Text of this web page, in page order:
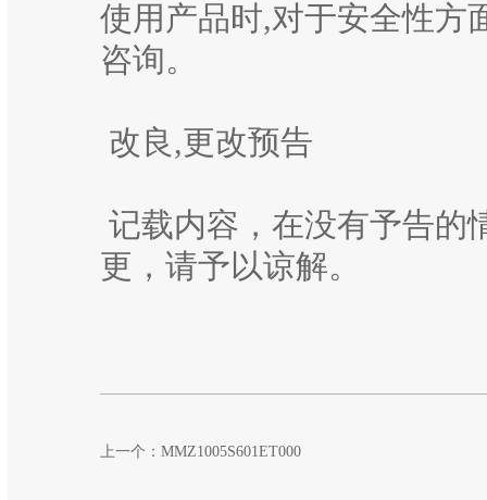
使用产品时,对于安全性方
咨询。
改良,更改预告
记载内容，在没有予告的
更，请予以谅解。
上一个： MMZ1005S601ET000